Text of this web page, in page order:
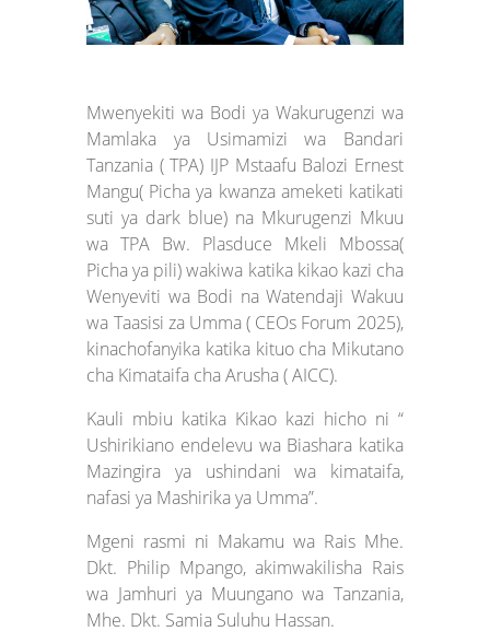
Mwenyekiti wa Bodi ya Wakurugenzi wa
Mamlaka ya Usimamizi wa Bandari
Tanzania ( TPA) IJP Mstaafu Balozi Ernest
Mangu( Picha ya kwanza ameketi katikati
suti ya dark blue) na Mkurugenzi Mkuu
wa TPA Bw. Plasduce Mkeli Mbossa(
Picha ya pili) wakiwa katika kikao kazi cha
Wenyeviti wa Bodi na Watendaji Wakuu
wa Taasisi za Umma ( CEOs Forum 2025),
kinachofanyika katika kituo cha Mikutano
cha Kimataifa cha Arusha ( AICC).
Kauli mbiu katika Kikao kazi hicho ni “
Ushirikiano endelevu wa Biashara katika
Mazingira ya ushindani wa kimataifa,
nafasi ya Mashirika ya Umma”.
Mgeni rasmi ni Makamu wa Rais Mhe.
Dkt. Philip Mpango, akimwakilisha Rais
wa Jamhuri ya Muungano wa Tanzania,
Mhe. Dkt. Samia Suluhu Hassan.